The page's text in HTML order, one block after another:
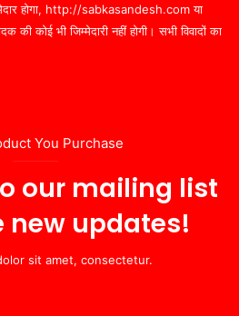
होगा, http://sabkasandesh.com या
कोई भी जिम्मेदारी नहीं होगी। सभी विवादों का
You Purchase
our mailing list
new updates!
sit amet, consectetur.